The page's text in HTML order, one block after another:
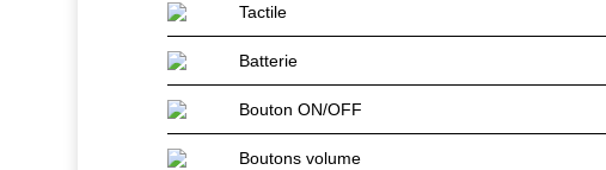
Tactile
Batterie
Bouton ON/OFF
Boutons volume